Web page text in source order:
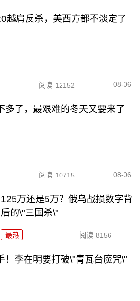
越肩反杀，美西方都不淡定了
阅读 12152 08-06
多了，最艰难的冬天又要来了
阅读 10715 08-06
125万还是5万？俄乌战损数字背
后的\"三国杀\"
最热 阅读 8156
！李在明要打破\"青瓦台魔咒\"